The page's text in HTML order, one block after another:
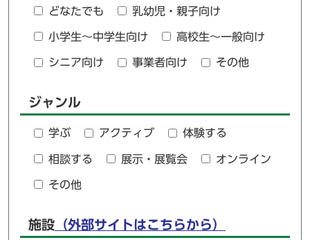
どなたでも 乳幼児・親子向け
小学生～中学生向け 高校生～一般向け
シニア向け 事業者向け その他
ジャンル
学ぶ アクティブ 体験する
相談する 展示・展覧会 オンライン
その他
施設 （外部サイトはこちらから）